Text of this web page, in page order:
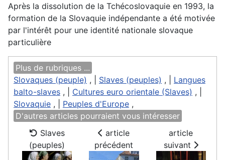
Après la dissolution de la Tchécoslovaquie en 1993, la
formation de la Slovaquie indépendante a été motivée
par l'intérêt pour une identité nationale slovaque
particulière
Plus de rubriques ...
Slovaques (peuple) , | Slaves (peuples) , | Langues
balto-slaves , | Cultures euro orientale (Slaves) , |
Slovaquie , | Peuples d'Europe ,
D'autres articles pourraient vous intéresser
Slaves
(peuples)
article
précédent
article
suivant